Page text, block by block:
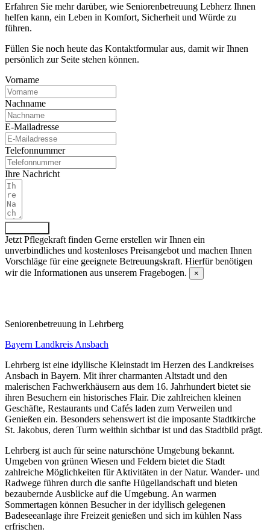
Erfahren Sie mehr darüber, wie Seniorenbetreuung Lebherz Ihnen
helfen kann, ein Leben in Komfort, Sicherheit und Würde zu
führen.
Füllen Sie noch heute das Kontaktformular aus, damit wir Ihnen
persönlich zur Seite stehen können.
Vorname
Nachname
E-Mailadresse
Telefonnummer
Ihre Nachricht
Jetzt Pflegekraft finden Gerne erstellen wir Ihnen ein
unverbindliches und kostenloses Preisangebot und machen Ihnen
Vorschläge für eine geeignete Betreuungskraft. Hierfür benötigen
wir die Informationen aus unserem Fragebogen.
×
Senioren­betreuung in Lehrberg
Bayern Landkreis Ansbach
Lehrberg ist eine idyllische Kleinstadt im Herzen des Landkreises
Ansbach in Bayern. Mit ihrer charmanten Altstadt und den
malerischen Fachwerkhäusern aus dem 16. Jahrhundert bietet sie
ihren Besuchern ein historisches Flair. Die zahlreichen kleinen
Geschäfte, Restaurants und Cafés laden zum Verweilen und
Genießen ein. Besonders sehenswert ist die imposante Stadtkirche
St. Jakobus, deren Turm weithin sichtbar ist und das Stadtbild prägt.
Lehrberg ist auch für seine naturschöne Umgebung bekannt.
Umgeben von grünen Wiesen und Feldern bietet die Stadt
zahlreiche Möglichkeiten für Aktivitäten in der Natur. Wander- und
Radwege führen durch die sanfte Hügellandschaft und bieten
bezaubernde Ausblicke auf die Umgebung. An warmen
Sommertagen können Besucher in der idyllisch gelegenen
Badeseeanlage ihre Freizeit genießen und sich im kühlen Nass
erfrischen.